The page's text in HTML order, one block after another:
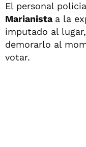
El personal
Marianista a la
imputado al
demorarlo al
votar.